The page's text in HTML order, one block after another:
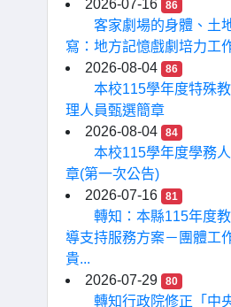
2026-07-16
86
客家劇場的身體、土
寫：地方記憶戲劇培力工
2026-08-04
86
本校115學年度特殊
理人員甄選簡章
2026-08-04
84
本校115學年度學務
章(第一次公告)
2026-07-16
81
轉知：本縣115年度
導支持服務方案－團體工
貴...
2026-07-29
80
轉知行政院修正「中